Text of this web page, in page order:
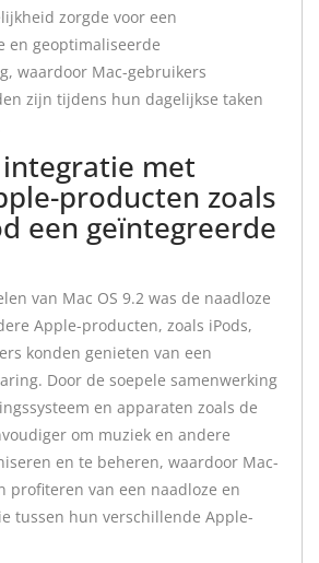
zorgde voor een
en geoptimaliseerde
waardoor Mac-gebruikers
zijn tijdens hun dagelijkse taken
met
producten zoals
een geïntegreerde
van Mac OS 9.2 was de naadloze
Apple-producten, zoals iPods,
konden genieten van een
Door de soepele samenwerking
en apparaten zoals de
om muziek en andere
en te beheren, waardoor Mac-
profiteren van een naadloze en
tussen hun verschillende Apple-